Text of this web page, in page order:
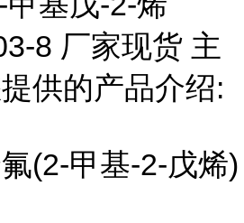
8 厂家现货 主
供的产品介绍:
(2-甲基-2-戊烯)